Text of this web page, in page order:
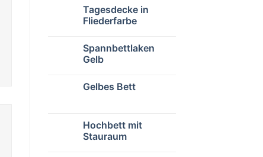
Tagesdecke in
Fliederfarbe
Spannbettlaken
Gelb
Gelbes Bett
Hochbett mit
Stauraum